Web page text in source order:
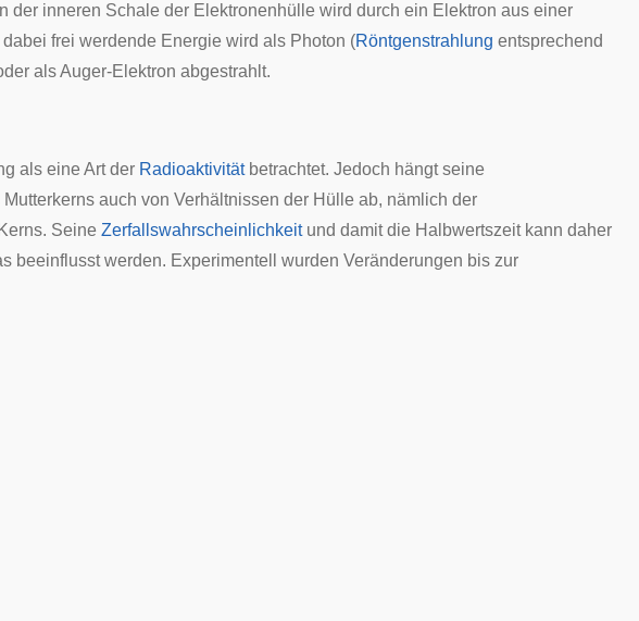
der inneren Schale der Elektronenhülle wird durch ein Elektron aus einer
dabei frei werdende Energie wird als Photon (Röntgenstrahlung entsprechend
alsAuger-Elektron abgestrahlt.
als eine Art der Radioaktivitätbetrachtet. Jedoch hängt seine
auch von Verhältnissen der Hülle ab, nämlich der
Seine Zerfallswahrscheinlichkeitund damit die Halbwertszeit kann daher
beeinflusst werden. Experimentell wurden Veränderungen bis zur